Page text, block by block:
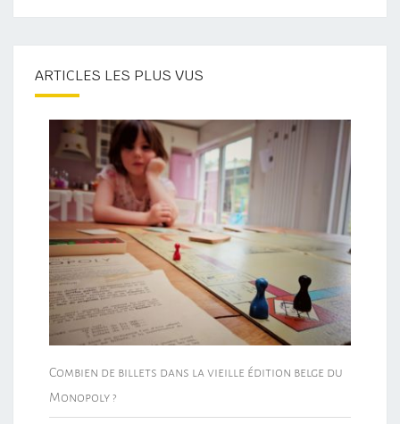
ARTICLES LES PLUS VUS
Combien de billets dans la vieille édition belge du
Monopoly ?